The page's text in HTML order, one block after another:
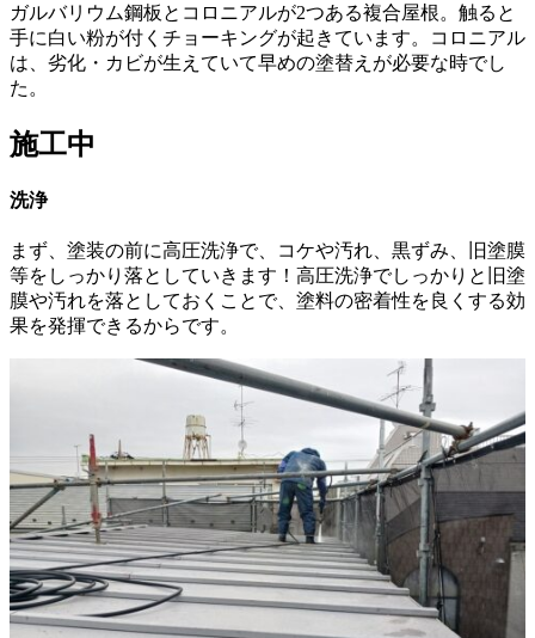
ガルバリウム鋼板とコロニアルが2つある複合屋根。触ると
手に白い粉が付くチョーキングが起きています。コロニアル
は、劣化・カビが生えていて早めの塗替えが必要な時でし
た。
施工中
洗浄
まず、塗装の前に高圧洗浄で、コケや汚れ、黒ずみ、旧塗膜
等をしっかり落としていきます！高圧洗浄でしっかりと旧塗
膜や汚れを落としておくことで、塗料の密着性を良くする効
果を発揮できるからです。